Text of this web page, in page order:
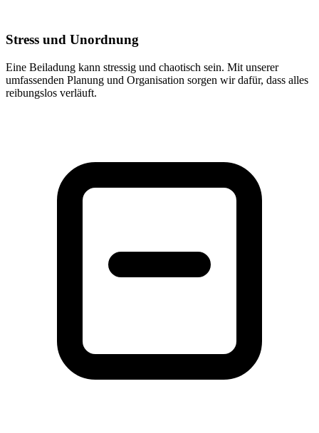
Stress und Unordnung
Eine Beiladung kann stressig und chaotisch sein. Mit unserer
umfassenden Planung und Organisation sorgen wir dafür, dass alles
reibungslos verläuft.